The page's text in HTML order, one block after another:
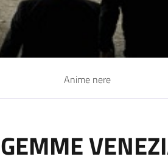
Anime nere
GEMME